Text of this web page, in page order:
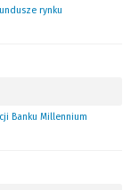
rynku
Banku Millennium